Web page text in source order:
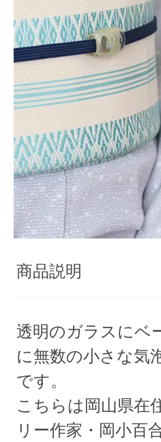
商品説明
透明のガラスにベ
に無数の小さな気
です。
こちらは岡山県在
リー作家・岡小百